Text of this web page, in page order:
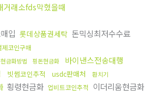
거래소fds막혔을때
입 롯데상품권세탁 돈믹싱최저수수료
코인구매
금화방법 핑돈현금화 바이낸스전송대행
빗썸코인추적 usdc판매처 환치기
횡령현금화 업비트코인추적 이더리움현금화